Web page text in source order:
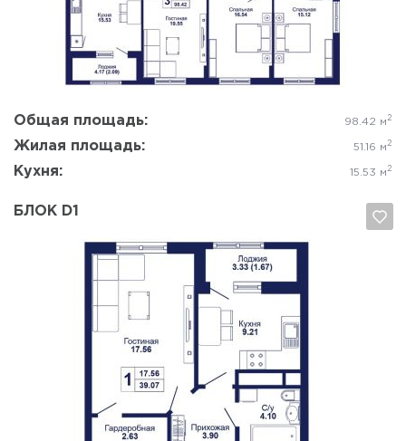
Общая площадь: 98.42 м 2
Жилая площадь: 51.16 м 2
Кухня: 15.53 м 2
Да, удалить Отмена
БЛОК D1
Да, удалить Отмена